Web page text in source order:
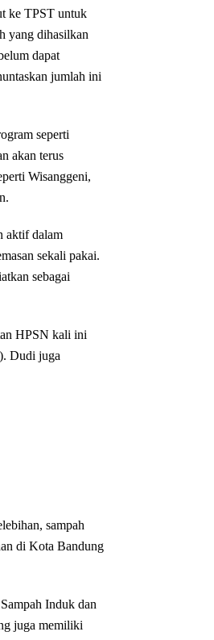
ke TPST untuk
yang dihasilkan
dapat
jumlah ini
seperti
akan terus
Wisanggeni,
aktif dalam
sekali pakai.
sebagai
HPSN kali ini
Dudi juga
sampah
di Kota Bandung
Induk dan
juga memiliki